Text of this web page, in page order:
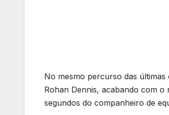
No mesmo percurso das últimas
Rohan Dennis, acabando com
segundos do companheiro de